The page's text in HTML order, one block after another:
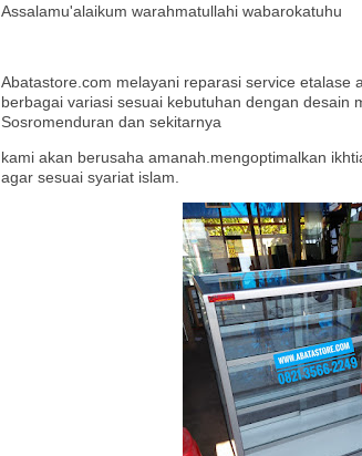
Assalamu'alaikum warahmatullahi wabarokatuhu
Abatastore.com melayani reparasi service etalase
berbagai variasi sesuai kebutuhan dengan desain
Sosromenduran dan sekitarnya
kami akan berusaha amanah.mengoptimalkan
agar sesuai syariat islam.